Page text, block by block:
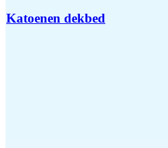
Katoenen dekbed